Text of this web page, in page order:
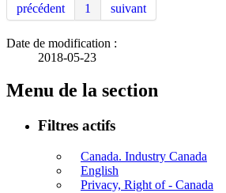
précédent 1 suivant
Date de modification :
2018-05-23
Menu de la section
Filtres actifs
Canada. Industry Canada
English
Privacy, Right of - Canada